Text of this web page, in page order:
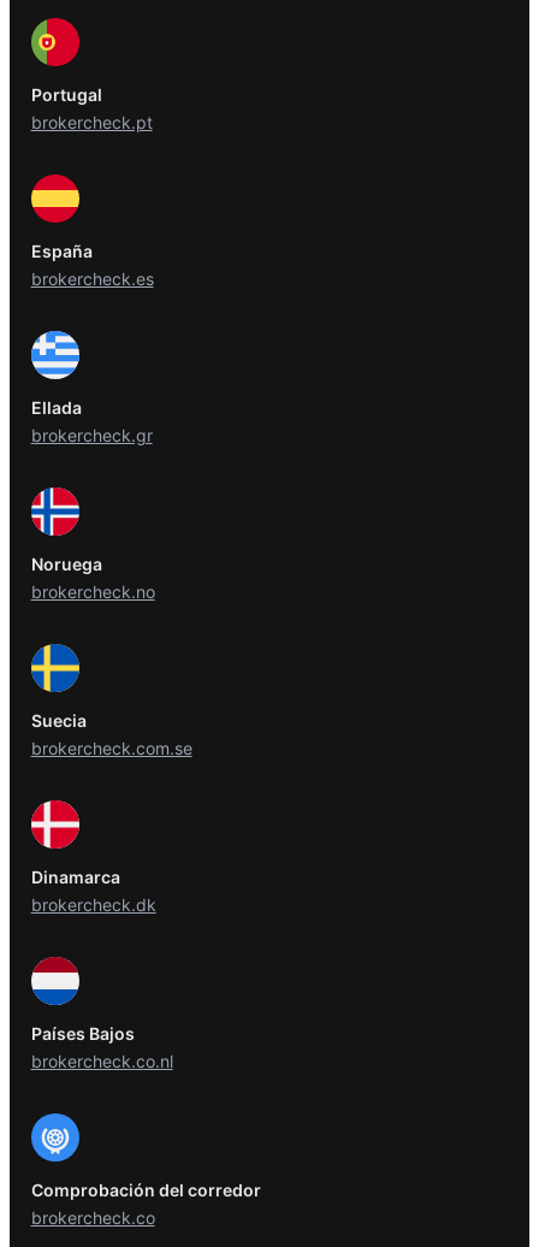
Portugal
brokercheck.pt
España
brokercheck.es
Ellada
brokercheck.gr
Noruega
brokercheck.no
Suecia
brokercheck.com.se
Dinamarca
brokercheck.dk
Países Bajos
brokercheck.co.nl
Comprobación del corredor
brokercheck.co